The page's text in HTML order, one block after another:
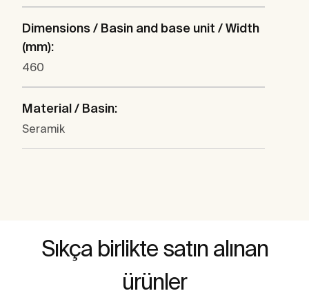
Dimensions / Basin and base unit / Width
(mm):
460
Material / Basin:
Seramik
Sıkça birlikte satın alınan
ürünler